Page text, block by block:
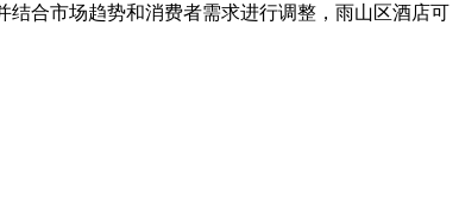
合市场趋势和消费者需求进行调整，雨山区酒店可